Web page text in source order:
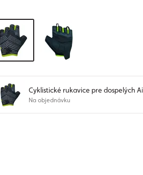
Cyklistické rukavice pre dospelých
Na objednávku